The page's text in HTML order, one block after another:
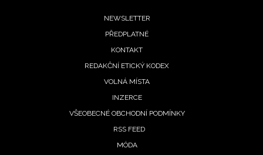
NEWSLETTER
PŘEDPLATNÉ
KONTAKT
REDAKČNÍ ETICKÝ KODEX
VOLNÁ MÍSTA
INZERCE
VŠEOBECNÉ OBCHODNÍ PODMÍNKY
RSS FEED
MÓDA